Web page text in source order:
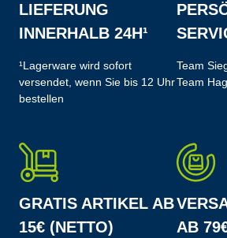
LIEFERUNG
INNERHALB 24H¹
¹Lagerware wird sofort
versendet, wenn Sie bis 12 Uhr
bestellen
Team
Team
GRATIS ARTIKEL AB
15€ (NETTO)
AB